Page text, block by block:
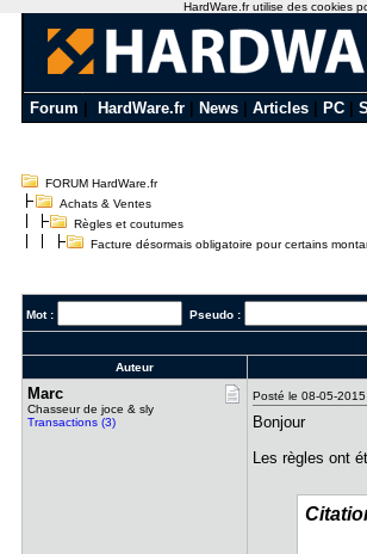
Forum HardWare.fr News Articles PC
FORUM HardWare.fr
Achats & Ventes
Règles et coutumes
Facture désormais obligatoire pour certains
Mot : Pseudo :
Auteur
Marc
Chasseur de joce & sly
Transactions (3)
Posté le 08-05-
Bonjour
Les règles ont
HardWare.fr utilise des cookies